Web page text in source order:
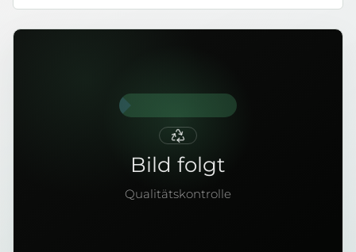
Bild folgt
Qualitätskontrolle